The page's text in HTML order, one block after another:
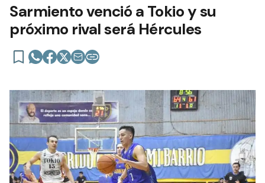
Sarmiento venció a Tokio y su
próximo rival será Hércules